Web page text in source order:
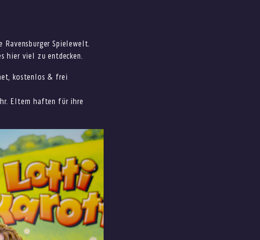
Ravensburger Spielewelt.
hier viel zu entdecken.
kostenlos & frei
Eltern haften für ihre